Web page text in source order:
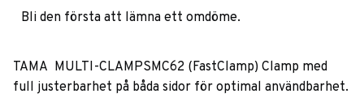
Bli den första att lämna ett omdöme.
TAMA MULTI-CLAMPSMC62 (FastClamp) Clamp med
full justerbarhet på båda sidor för optimal användbarhet.